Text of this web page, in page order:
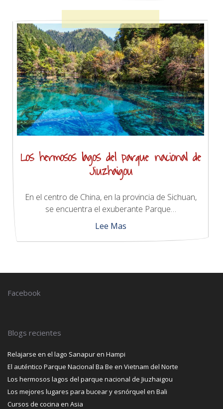
Los hermosos lagos del parque nacional de
Jiuzhaigou
En el centro de China, en la provincia de Sichuan,
se encuentra el exuberante Parque…
Lee Mas
Facebook
Blogs recientes
Relajarse en el lago Sanapur en Hampi
El auténtico Parque Nacional Ba Be en Vietnam del Norte
Los hermosos lagos del parque nacional de Jiuzhaigou
Los mejores lugares para bucear y esnórquel en Bali
Cursos de cocina en Asia